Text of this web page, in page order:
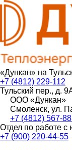
«Дункан» на
+7 (4812) 229-112
Тульский пер., д.
ООО «Дункан»
Смоленск, ул.
+7 (4812) 567-
Отдел по работе с
+7 (900) 220-44-55